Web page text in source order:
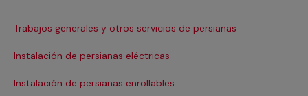
Trabajos generales y otros servicios de persianas
Instalación de persianas eléctricas
Instalación de persianas enrollables